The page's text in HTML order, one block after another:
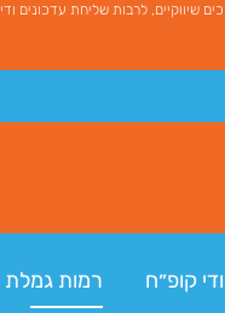
שיווקיים, לרבות שליחת עדכונים
קופ״ח רמות גמלת